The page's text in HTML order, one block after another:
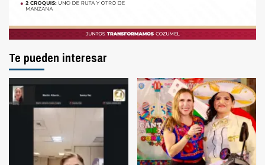
Te pueden interesar